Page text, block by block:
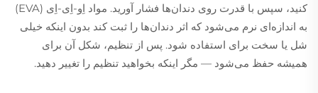
کنید، سپس با قدرت روی دندان‌ها فشار آورید. مواد اِو-اِی-اِی (EVA)
به اندازه‌ای نرم می‌شود که اثر دندان‌ها را ثبت کند بدون اینکه خیلی
شل یا سخت برای استفاده شود. پس از تنظیم، شکل آن برای
همیشه حفظ می‌شود — مگر اینکه بخواهید تنظیم را تغییر دهید.